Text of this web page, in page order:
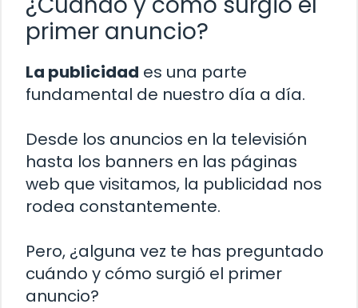
primer anuncio?
La publicidad es una parte
fundamental de nuestro día a día.
Desde los anuncios en la televisión
hasta los banners en las páginas
web que visitamos, la publicidad nos
rodea constantemente.
Pero, ¿alguna vez te has preguntado
cuándo y cómo surgió el primer
anuncio?